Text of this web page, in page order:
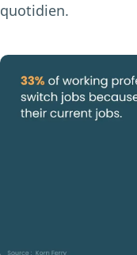
quotidien.